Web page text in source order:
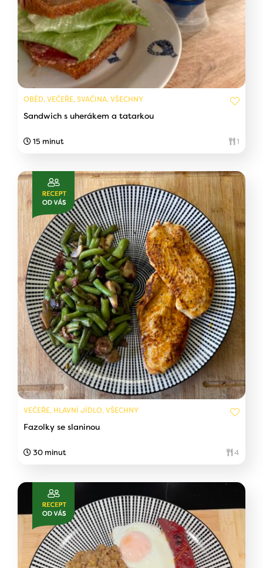
OBĚD, VEČEŘE, SVAČINA, VŠECHNY
Sandwich s uherákem a tatarkou
15 minut 1
VEČEŘE, HLAVNÍ JÍDLO, VŠECHNY
Fazolky se slaninou
30 minut 4